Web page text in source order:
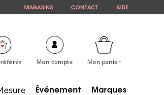
MAGASINS CONTACT AIDE
Mon panier
Mon compte
Événement Marques